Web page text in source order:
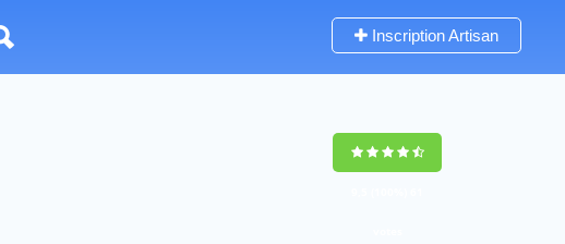
Inscription Artisan